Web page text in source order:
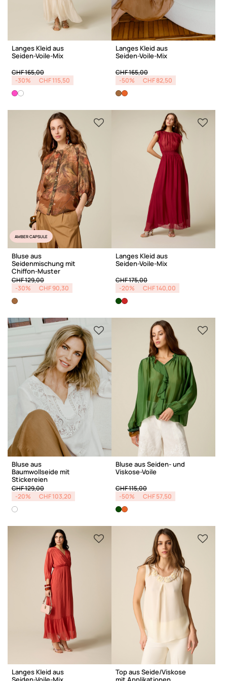
Langes Kleid aus
Seiden-Voile-Mix
Price reduced from
CHF 165,00to
-30%
CHF 115,50
Langes Kleid aus
Seiden-Voile-Mix
Price reduced from
CHF 165,00to
-50%
CHF 82,50
AMBER CAPSULE
Bluse aus
Seidenmischung mit
Chiffon-Muster
Price reduced from
CHF 129,00to
-30%
CHF 90,30
Langes Kleid aus
Seiden-Voile-Mix
Price reduced from
CHF 175,00to
-20%
CHF 140,00
Bluse aus
Baumwollseide mit
Stickereien
Price reduced from
CHF 129,00to
-20%
CHF 103,20
Bluse aus Seiden- und
Viskose-Voile
Price reduced from
CHF 115,00to
-50%
CHF 57,50
Langes Kleid aus
Top aus Seide/Viskose